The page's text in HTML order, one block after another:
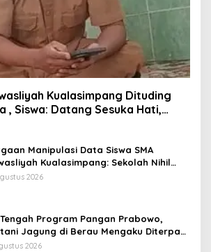
Kualasimpang Dituding
, Siswa: Datang Sesuka Hati,
ke Guru & Pesantren
Manipulasi Data Siswa SMA
Kualasimpang: Sekolah Nihil
Tapi Terima Dana BOS & Paket
2026
Tengah Program Pangan Prabowo,
Jagung di Berau Mengaku Diterpa
Aparat
2026